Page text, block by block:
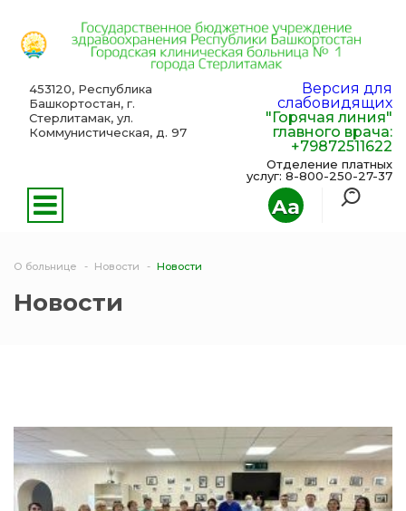
Aa
453120, Республика
Башкортостан, г.
Стерлитамак, ул.
Коммунистическая, д. 97
Версия для
слабовидящих
"Горячая линия"
главного врача:
+79872511622
Отделение платных
услуг: 8-800-250-27-37
О больнице Новости Новости
Новости